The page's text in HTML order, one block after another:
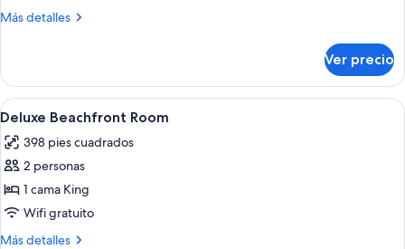
Suite)
King
al
mar
(Deluxe)
Más detalles
Más
superior,
cama
size,
frente
mar
(Deluxe)
Ver precio
Abrir
todas
las
fotos
de
Deluxe
Beachfront
Un dormitorio con techo de madera,
6
Deluxe Beachfront Room
398 pies cuadrados
2 personas
1 cama King
Wifi gratuito
Más detalles
Más